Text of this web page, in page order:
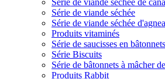
Série de viande séchée
Série de viande séchée
Produits vitaminés
Série de saucisses en bâtonnets
Série Biscuits
Série de bâtonnets à mâcher
Produits Rabbit